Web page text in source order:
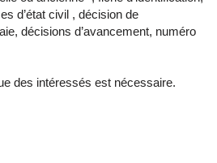
d’état civil , décision de
décisions d’avancement, numéro
des intéressés est nécessaire.